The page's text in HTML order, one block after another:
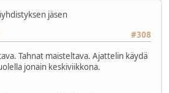
jäsen
#308
Tahnat maisteltava. Ajattelin käydä
jonain keskiviikkona.